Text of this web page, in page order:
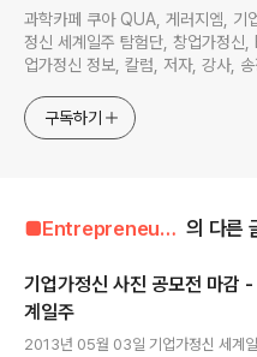
과학카페 쿠아 QUA, 게러지엠, 기
정신 세계일주 탐험단, 창업가정
업가정신 정보, 칼럼, 저자, 강사,
구독하기
■Entrepreneur■■■/Entrepreneur's Way 의 다른
기업가정신 사진 공모전 마감 -
계일주
2013년 05월 03일 기업가정신 세계